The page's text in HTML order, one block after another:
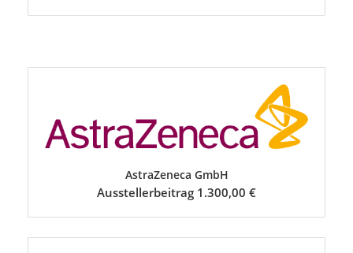
AstraZeneca GmbH
Ausstellerbeitrag 1.300,00 €